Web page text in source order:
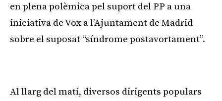
en plena polèmica pel suport del PP a una
iniciativa de Vox a l’Ajuntament de Madrid
sobre el suposat “síndrome postavortament”.
Al llarg del matí, diversos dirigents populars